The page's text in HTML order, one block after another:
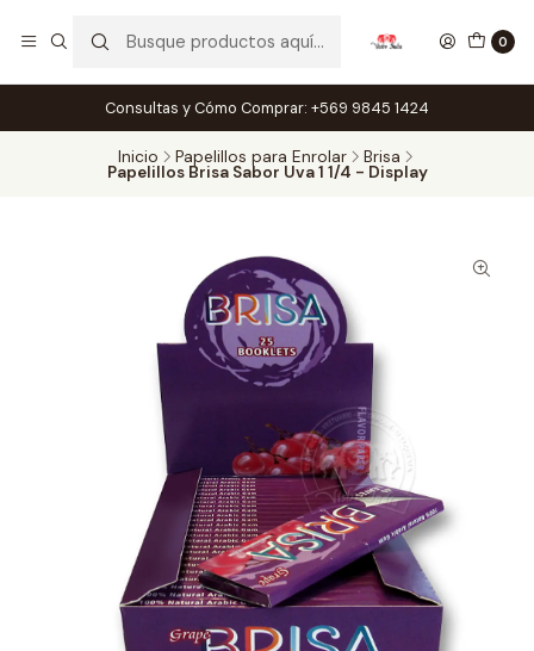
0
Consultas y Cómo Comprar: +569 9845 1424
Inicio Papelillos para Enrolar Brisa
Papelillos Brisa Sabor Uva 1 1/4 - Display